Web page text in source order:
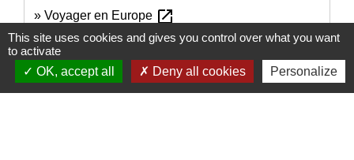
Voyager en Europe open_in_new
Commission européenne
Signaler une erreur sur cette page
This site uses cookies and gives you control over what you want
to activate
OK, accept all
Deny all cookies Personalize